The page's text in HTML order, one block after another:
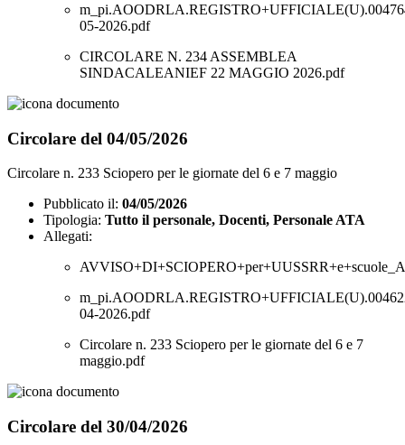
05-2026.pdf
CIRCOLARE N. 234 ASSEMBLEA
SINDACALEANIEF 22 MAGGIO 2026.pdf
Circolare del 04/05/2026
Circolare n. 233 Sciopero per le giornate del 6 e 7 maggio
Pubblicato il: 04/05/2026
Tipologia: Tutto il personale, Docenti, Personale ATA
Allegati:
04-2026.pdf
Circolare n. 233 Sciopero per le giornate del 6 e 7
maggio.pdf
Circolare del 30/04/2026